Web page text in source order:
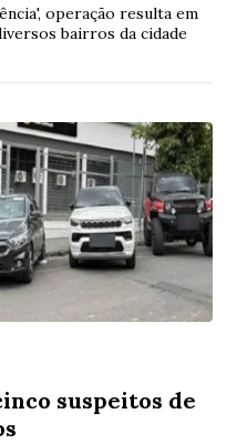
operação resulta em
bairros da cidade
suspeitos de